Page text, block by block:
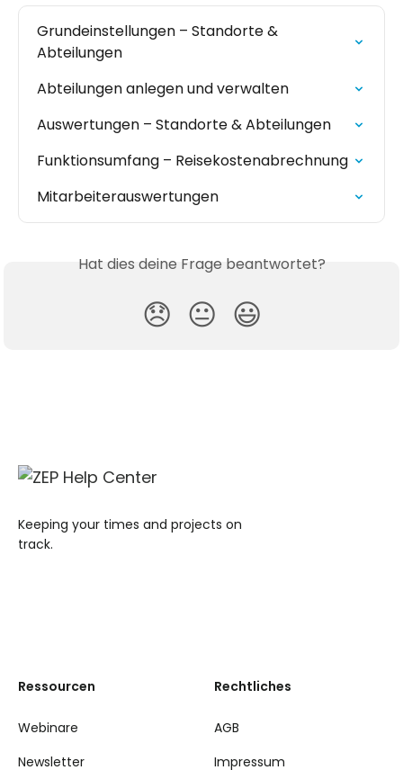
Grundeinstellungen – Standorte &
Abteilungen
Abteilungen anlegen und verwalten
Auswertungen – Standorte & Abteilungen
Funktionsumfang – Reisekostenabrechnung
Mitarbeiterauswertungen
Hat dies deine Frage beantwortet?
😞 😐 😃
Keeping your times and projects on
track.
Ressourcen
Webinare
Newsletter
Rechtliches
AGB
Impressum